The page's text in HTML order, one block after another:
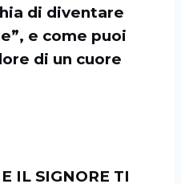
di diventare
e come puoi
di un cuore
IL SIGNORE TI